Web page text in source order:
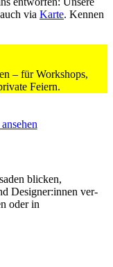
via Karte. Kennen
– für Work­shops,
Feiern.
blicken,
Designer:innen ver­
oder in